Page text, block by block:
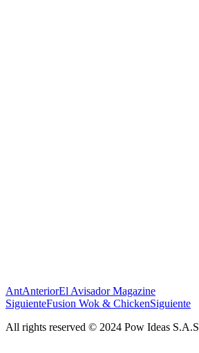
AntAnteriorEl Avisador Magazine
SiguienteFusion Wok & ChickenSiguiente
All rights reserved © 2024 Pow Ideas S.A.S